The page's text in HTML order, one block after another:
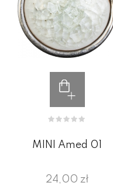
MINI Amed 01
24,00 zł